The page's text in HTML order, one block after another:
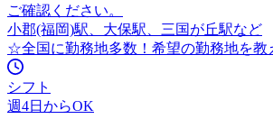
ご確認ください。
小郡(福岡)駅、大保駅、三国が丘駅など
☆全国に勤務地多数！希望の勤務地を
シフト
週4日からOK